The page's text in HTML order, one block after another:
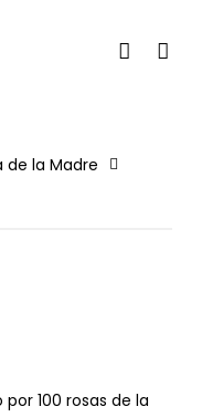
account
de la Madre
100 rosas de la